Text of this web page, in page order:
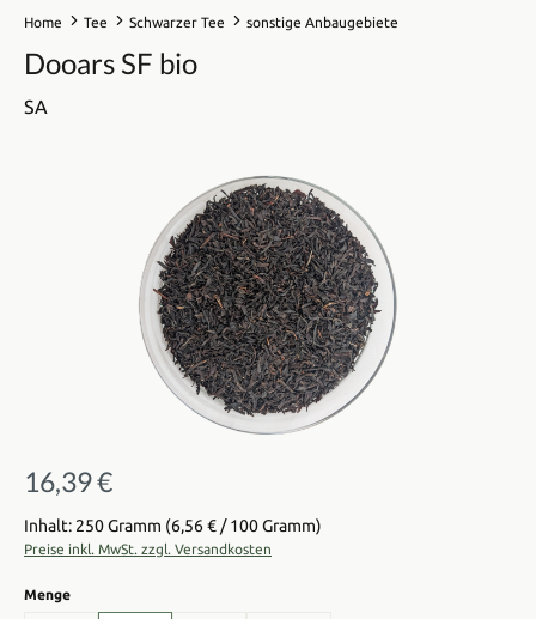
Home Tee Schwarzer Tee sonstige Anbaugebiete
Dooars SF bio
SA
Bildergalerie überspringen
Regulärer Preis:
16,39 €
Inhalt: 250 Gramm (6,56 € / 100 Gramm)
Preise inkl. MwSt. zzgl. Versandkosten
Mengeauswählen